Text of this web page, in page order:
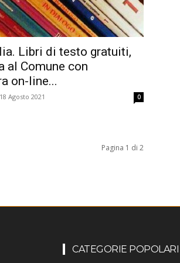
Libri di testo gratuiti,
al Comune con
on-line...
18 Agosto 2021 0
Pagina 1 di 2
CATEGORIE POPOLARI